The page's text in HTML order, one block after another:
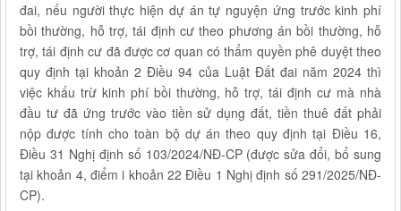
đai, nếu người thực hiện dự án tự nguyện ứng trước kinh phí
bồi thường, hỗ trợ, tái định cư theo phương án bồi thường, hỗ
trợ, tái định cư đã được cơ quan có thẩm quyền phê duyệt theo
quy định tại khoản 2 Điều 94 của Luật Đất đai năm 2024 thì
việc khấu trừ kinh phí bồi thường, hỗ trợ, tái định cư mà nhà
đầu tư đã ứng trước vào tiền sử dụng đất, tiền thuê đất phải
nộp được tính cho toàn bộ dự án theo quy định tại Điều 16,
Điều 31 Nghị định số 103/2024/NĐ-CP (được sửa đổi, bổ sung
tại khoản 4, điểm i khoản 22 Điều 1 Nghị định số 291/2025/NĐ-
CP).